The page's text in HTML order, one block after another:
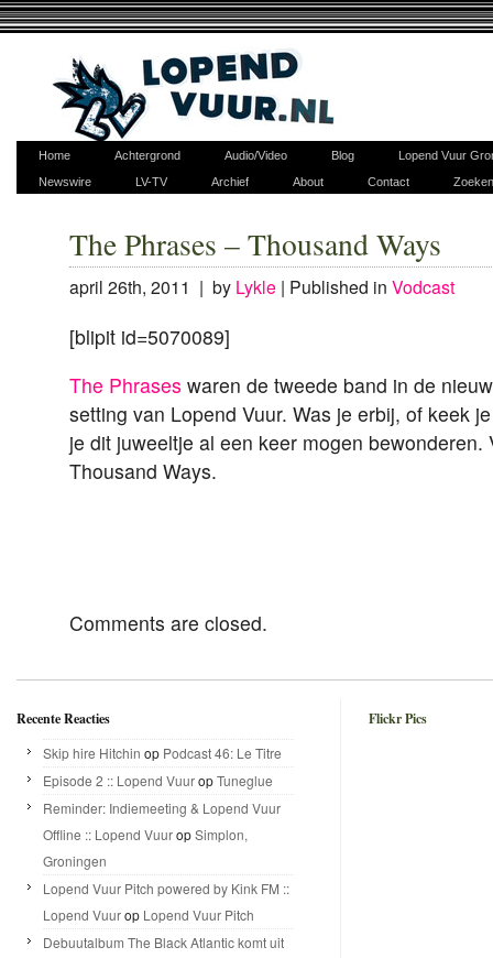
Home Achtergrond Audio/Video Blog
Lopend Vuur
Newswire
LV-TV Archief About Contact Zoeken
The Phrases – Thousand Ways
april 26th, 2011 | by Lykle | Published in Vodcast
[blipit id=5070089]
The Phrases waren de tweede band in de
setting van Lopend Vuur. Was je erbij, of keek
je dit juweeltje al een keer mogen bewonderen.
Thousand Ways.
Comments are closed.
Recente Reacties
Skip hire Hitchin op Podcast 46: Le Titre
Episode 2 :: Lopend VuuropTuneglue
Reminder: Indiemeeting & Lopend Vuur
Offline :: Lopend VuuropSimplon,
Groningen
Lopend Vuur Pitch powered by Kink FM ::
Lopend Vuurop Lopend Vuur Pitch
Debuutalbum The Black Atlantic komt uit
Flickr Pics